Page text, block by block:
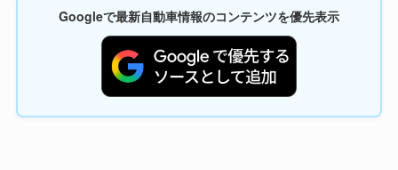
Googleで最新自動車情報のコンテンツを優先表示